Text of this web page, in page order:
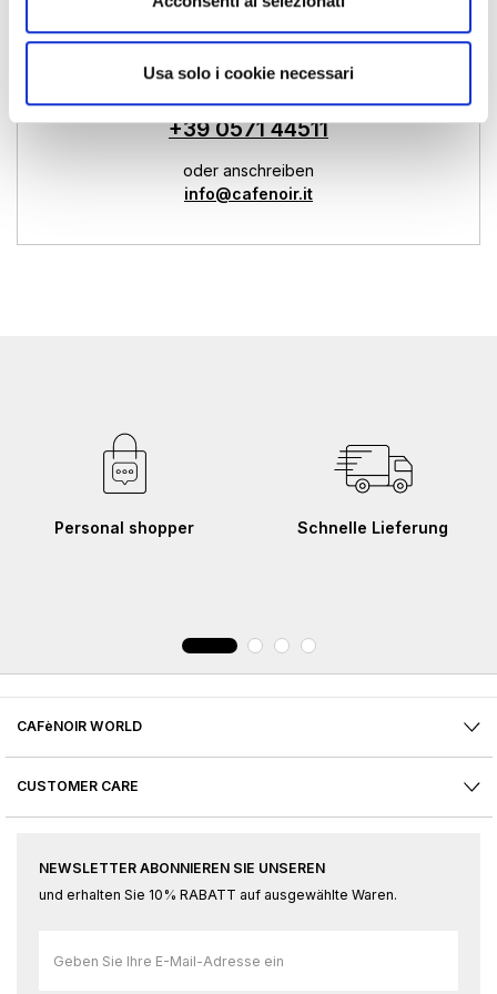
Usa solo i cookie necessari
Händlerunterstützung
Von 9 bis 13 und von 14 bis 18
+39 0571 44511
oder anschreiben
info@cafenoir.it
Personal shopper Schnelle Lieferung
CAFèNOIR WORLD
CUSTOMER CARE
NEWSLETTER ABONNIEREN SIE UNSEREN
und erhalten Sie 10% RABATT auf ausgewählte Waren.